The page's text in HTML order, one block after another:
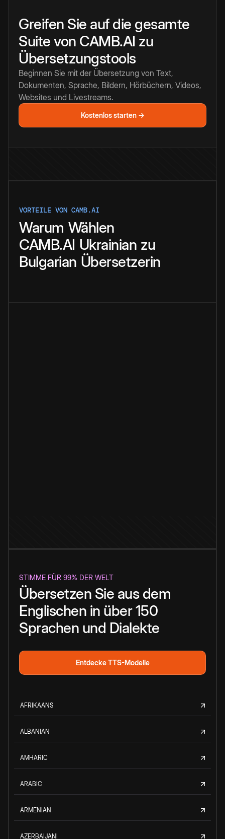
Greifen Sie auf die gesamte
Suite von CAMB.AI zu
Übersetzungstools
Beginnen Sie mit der Übersetzung von Text,
Dokumenten, Sprache, Bildern, Hörbüchern, Videos,
Websites und Livestreams.
Kostenlos starten →
VORTEILE VON CAMB.AI
Warum Wählen
CAMB.AI Ukrainian zu
Bulgarian Übersetzerin
STIMME FÜR 99% DER WELT
Übersetzen Sie aus dem
Englischen in über 150
Sprachen und Dialekte
Entdecke TTS-Modelle
AFRIKAANS
ALBANIAN
AMHARIC
ARABIC
ARMENIAN
AZERBAIJANI